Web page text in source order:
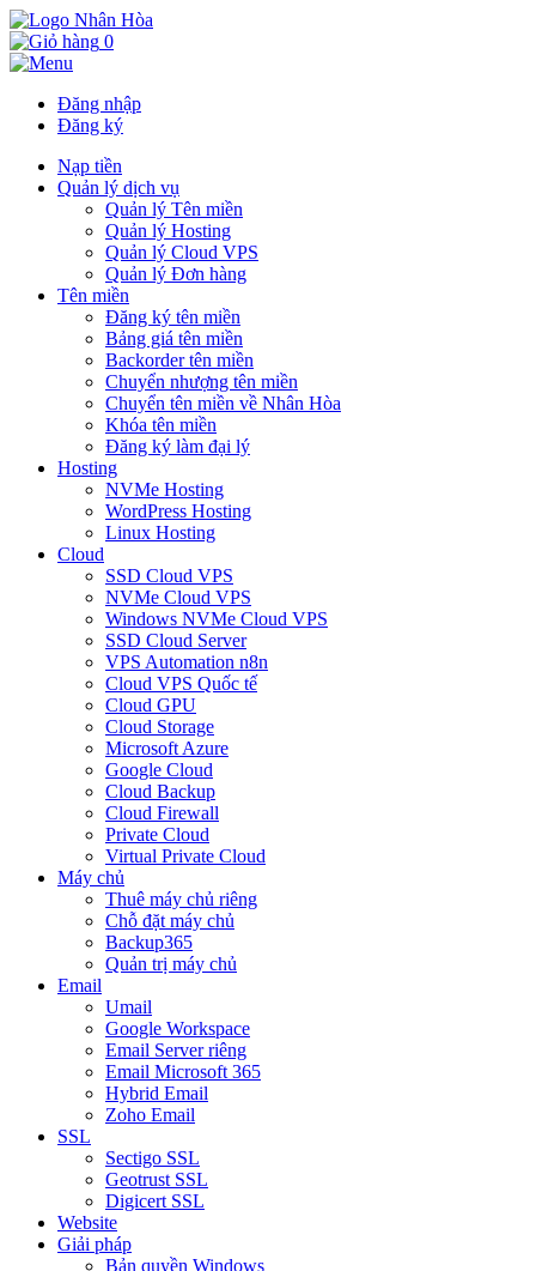
0
Đăng nhập
Đăng ký
Nạp tiền
Quản lý dịch vụ
Quản lý Tên miền
Quản lý Hosting
Quản lý Cloud VPS
Quản lý Đơn hàng
Tên miền
Đăng ký tên miền
Bảng giá tên miền
Backorder tên miền
Chuyển nhượng tên miền
Chuyển tên miền về Nhân Hòa
Khóa tên miền
Đăng ký làm đại lý
Hosting
NVMe Hosting
WordPress Hosting
Linux Hosting
Cloud
SSD Cloud VPS
NVMe Cloud VPS
Windows NVMe Cloud VPS
SSD Cloud Server
VPS Automation n8n
Cloud VPS Quốc tế
Cloud GPU
Cloud Storage
Microsoft Azure
Google Cloud
Cloud Backup
Cloud Firewall
Private Cloud
Virtual Private Cloud
Máy chủ
Thuê máy chủ riêng
Chỗ đặt máy chủ
Backup365
Quản trị máy chủ
Email
Umail
Google Workspace
Email Server riêng
Email Microsoft 365
Hybrid Email
Zoho Email
SSL
Sectigo SSL
Geotrust SSL
Digicert SSL
Website
Giải pháp
Bản quyền Windows